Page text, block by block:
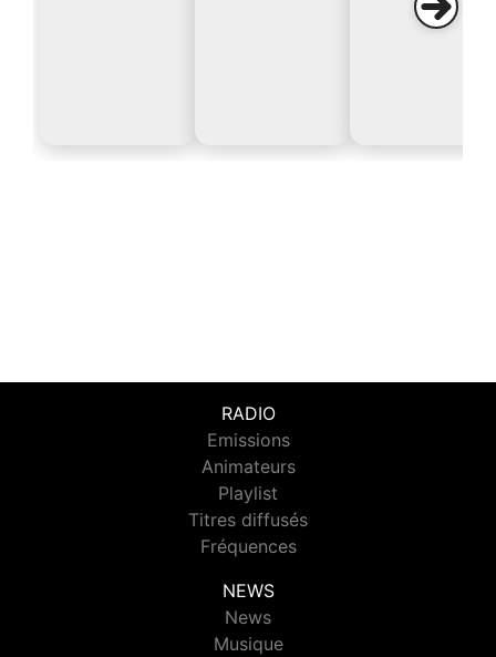
RADIO
Emissions
Animateurs
Playlist
Titres diffusés
Fréquences
NEWS
News
Musique